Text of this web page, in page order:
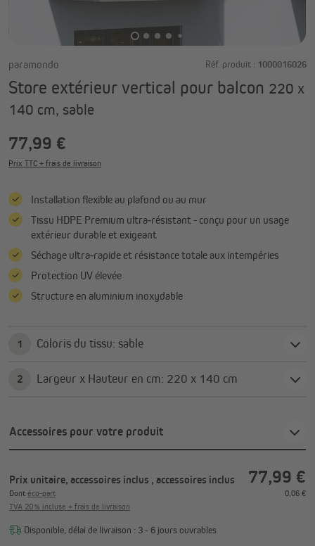
paramondo Réf. produit : 1000016026
Store extérieur vertical pour balcon 220 x
140 cm, sable
77,99 €
Prix TTC + frais de livraison
Installation flexible au plafond ou au mur
Tissu HDPE Premium ultra‑résistant - conçu pour un usage
extérieur durable et exigeant
Séchage ultra‑rapide et résistance totale aux intempéries
Protection UV élevée
Structure en aluminium inoxydable
1 Coloris du tissu: sable
2 Largeur x Hauteur en cm: 220 x 140 cm
Accessoires pour votre produit
Prix unitaire, accessoires inclus , accessoires inclus 77,99 €
Dont éco-part
0,06 €
TVA 20 % incluse + frais de livraison
Disponible, délai de livraison : 3 - 6 jours ouvrables